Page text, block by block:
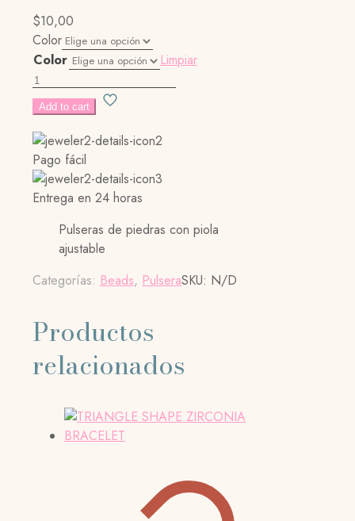
$10,00
Color
Color
Limpiar
BOHO
STONE
BRACELET
cantidad
Add to cart
Pago fácil
Entrega en 24 horas
Pulseras de piedras con piola
ajustable
Categorías: Beads, PulseraSKU: N/D
Productos
relacionados